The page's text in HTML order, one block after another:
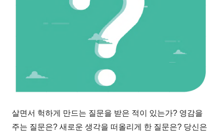
살면서 헉하게 만드는 질문을 받은 적이 있는가? 영감을
주는 질문은? 새로운 생각을 떠올리게 한 질문은? 당신은